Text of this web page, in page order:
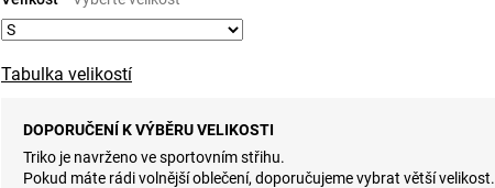
Tabulka velikostí
DOPORUČENÍ K VÝBĚRU VELIKOSTI
Triko je navrženo ve sportovním střihu.
Pokud máte rádi volnější oblečení, doporučujeme vybrat větší velikost.